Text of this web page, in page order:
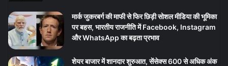
मार्क जुकरबर्ग की माफी से फिर छिड़ी सोशल मीडिया की भूमिका
पर बहस, भारतीय राजनीति में Facebook, Instagram
और WhatsApp का बढ़ता प्रभाव
शेयर बाजार में शानदार शुरुआत, सेंसेक्स 600 से अधिक अंक